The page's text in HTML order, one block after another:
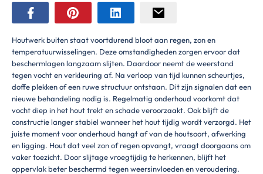
Houtwerk buiten staat voortdurend bloot aan regen, zon en
temperatuurwisselingen. Deze omstandigheden zorgen ervoor dat
beschermlagen langzaam slijten. Daardoor neemt de weerstand
tegen vocht en verkleuring af. Na verloop van tijd kunnen scheurtjes,
doffe plekken of een ruwe structuur ontstaan. Dit zijn signalen dat een
nieuwe behandeling nodig is. Regelmatig onderhoud voorkomt dat
vocht diep in het hout trekt en schade veroorzaakt. Ook blijft de
constructie langer stabiel wanneer het hout tijdig wordt verzorgd. Het
juiste moment voor onderhoud hangt af van de houtsoort, afwerking
en ligging. Hout dat veel zon of regen opvangt, vraagt doorgaans om
vaker toezicht. Door slijtage vroegtijdig te herkennen, blijft het
oppervlak beter beschermd tegen weersinvloeden en veroudering.